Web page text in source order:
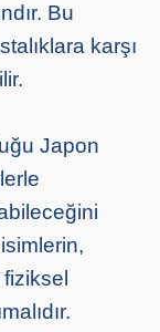
Bu
karşı
Japon